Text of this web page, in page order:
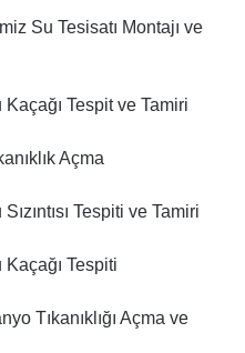
Su Tesisatı Montajı ve
Tespit ve Tamiri
Açma
Tespiti ve Tamiri
Tespiti
Tıkanıklığı Açma ve